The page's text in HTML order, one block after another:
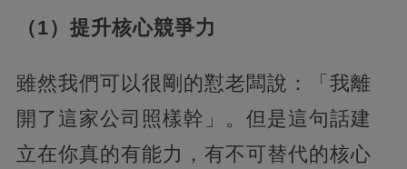
（1）提升核心競爭力
雖然我們可以很剛的懟老闆說：「我離
開了這家公司照樣幹」。但是這句話建
立在你真的有能力，有不可替代的核心